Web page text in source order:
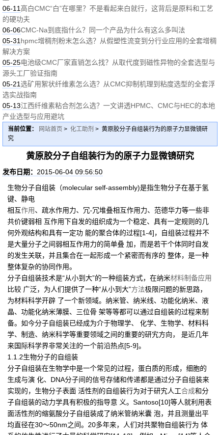
06-11高白CMC“白”在哪里？不是看起来白就行，这背后是原料和工艺
的硬功夫
06-06CMC-Na到底指什么？同一个产品为什么有这么多叫法
05-31 hpmc增稠剂粉末怎么选？从假塑性流变到分行业应用的全套增稠
解决方案
05-25电池级CMC厂家直销怎么找？从取代度到磁性异物的全套选型与
源头工厂验证指南
05-21选矿用絮状纤维素怎么选？从CMC抑制机理到粘度选型的全套浮
选实战指南
05-13江西纤维素粘合剂怎么选？一文讲透HPMC、CMC与HEC的本地
产业选型与应用避坑
当前位置： 网站首页 > 化工助剂 > 黄原胶分子自组装行为的原子力显微镜研
究
黄原胶分子自组装行为的原子力显微镜研究
发布日期： 2015-06-04 09:56:50
生物分子自组装（molecular self-assembly)是指生物分子在基于氢
键、静电
相互作用、疏水作用力、冗-冗堆叠相互作用力、范德华力等一些非
共价键弱相 互作用下自发的组织成为一个稳定、具有一定规则的几
何外观结构和具有一定功 能的聚合体的过程[1-4]，自组装过程并不
是大量分子之间弱相互作用力的简单叠 加，而是若干个体同时自发
的发生关联，并且集合在一起形成一个紧密而有序的 整体，是一种
整体复杂的协同作用。
分子自组装技术是“从小到大”的一种组装方式，在纳米材料制备应用
比较 广泛，为人们提供了一种“从小到大”方法极限问题的新思路，
为材料科学开辟 了一个新领域。纳米管、纳米线、功能化纳米、液
晶、功能化纳米薄膜、三位骨 架等等都可以通过自组装的过程来制
备。如今分子自组装已经成为介于物理学、 化学、生物学、材料科
学、制造、纳米科学等重要领域之间的重要的研宄方向， 是近几年
来国际科学界非常关注的一个前沿热点[5-9]。
1.1.2生物分子的自组装
分子自组装在生物学中是一个常见的过程，蛋白质的形成，细胞的
生成与演 化、DNA分子间的信号存储和传递都是通过分子自组装来
实现的，生物分子表面 活性剂的自组装行为对于研宄人工合成和分
子自组装的动力学具有积极的指导意 义。Santoso[10]等人就利用表
面活性剂的缩氨酸分子自组装成了纳米管纳米囊 泡，并且测量出平
均直径在30〜50nm之间。20多年来，人们对共聚物自组装行为 体